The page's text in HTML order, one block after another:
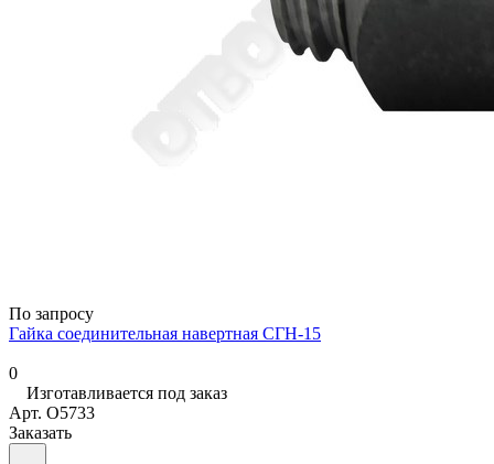
По запросу
Гайка соединительная навертная СГН-15
0
Изготавливается под заказ
Арт. O5733
Заказать